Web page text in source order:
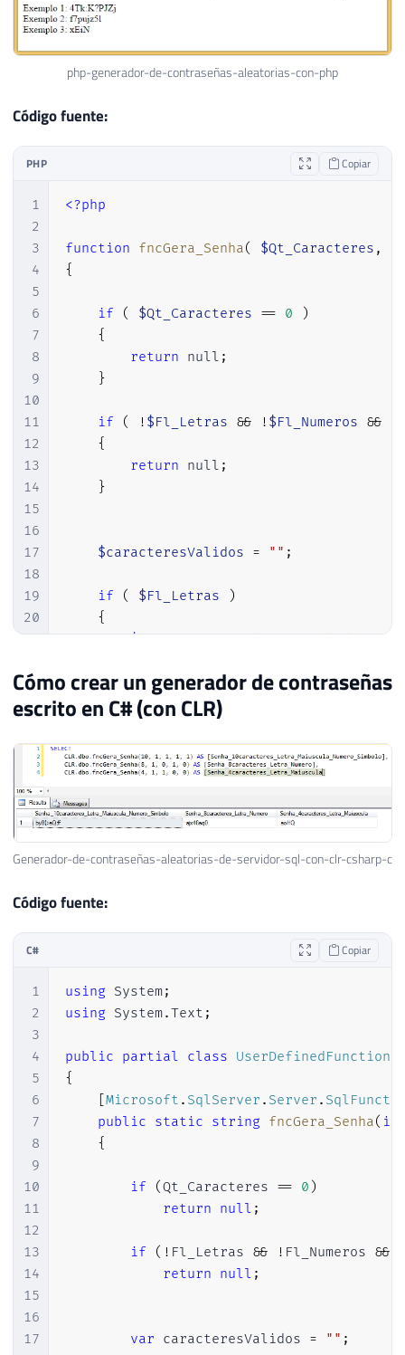
php-generador-de-contraseñas-aleatorias-con-php
Código fuente:
PHP Copiar
1
2
3
4
5
6
7
8
9
10
11
12
13
14
15
16
17
18
19
20
21
23
24
26
27
28
29
31
33
35
37
38
39
40
41
42
43
44
45
46
47
48
49
50
51
52
53
<?php
function fncGera_Senha( $Qt_Caracteres ,
{
if ( $Qt_Caracteres == 0
)
{
return null ;
}
if ( ! $Fl_Letras && ! $Fl_Numeros &&
{
return null ;
}
$caracteresValidos = "" ;
if ( $Fl_Letras
)
{
$caracteresValidos .=
if ( $Fl_Letras
$caracteresValidos .=
}
if ( $Fl_Numeros )
$caracteresValidos .=
}
$valormaximo = strlen(
for ( $i = 0 ; $i < $Qt_Caracteres; $i
{
"Exemplo 2: " . fncGera_Senha (
Cómo crear un generador de contraseñas
escrito en C# (con CLR)
Generador-de-contraseñas-aleatorias-de-servidor-sql-con-clr-csharp-c
Código fuente:
C# Copiar
1
2
3
4
5
6
7
8
9
10
11
12
13
14
15
16
17
using System;
using System.Text ;
public partial class UserDefinedFunctions
{
[Microsoft . SqlServer . Server .
public static string fncGera_Senha(
{
if (Qt_Caracteres == 0 )
return null ;
if ( ! Fl_Letras && ! Fl_Numeros &&
return null ;
var caracteresValidos = "" ;